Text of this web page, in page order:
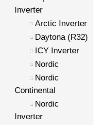
Inverter
Arctic Inverter
Daytona (R32)
ICY Inverter
Nordic
Nordic
Continental
Nordic
Inverter